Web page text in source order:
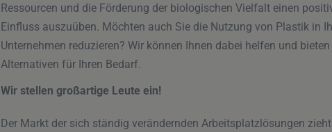
Ressourcen und die Förderung der biologischen Vielfalt einen
Einfluss auszuüben. Möchten auch Sie die Nutzung von Plastik in
Unternehmen reduzieren? Wir können Ihnen dabei helfen und
Alternativen für Ihren Bedarf.
Wir stellen großartige Leute ein!
Der Markt der sich ständig verändernden Arbeitsplatzlösungen zieht